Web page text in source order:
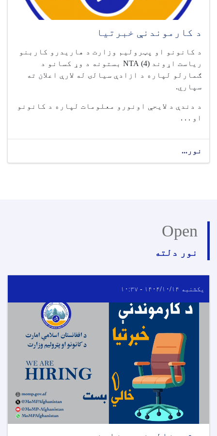
د کارموندنې خبرتیا
د کانونو او پټرولیم وزارت د هاریدرو کاربنو
ریاست اړوند (4)
NTA بستونه د وړ کسانو د
ګمارلو لپاره د ازادې سیالۍ له لارې اعلان ته
سپاري.
د دندې د لایحې اونورو معلومات لپاره د کانونو
او . . .
نور...
Open
نور دلته
یکشنبه ۱۴۰۴/۱۰/۱۴ - ۱۰:۳۷